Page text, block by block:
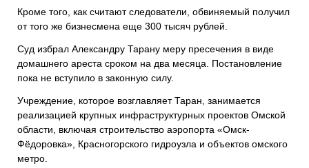
Кроме того, как считают следователи, обвиняемый получил
от того же бизнесмена еще 300 тысяч рублей.
Суд избрал Александру Тарану меру пресечения в виде
домашнего ареста сроком на два месяца. Постановление
пока не вступило в законную силу.
Учреждение, которое возглавляет Таран, занимается
реализацией крупных инфраструктурных проектов Омской
области, включая строительство аэропорта «Омск-
Фёдоровка», Красногорского гидроузла и объектов омского
метро.